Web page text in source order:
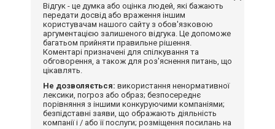
Відгук - це думка або оцінка людей, які бажають
передати досвід або враження іншим
користувачам нашого сайту з обов'язковою
аргументацією залишеного відгука. Це допоможе
багатьом прийняти правильне рішення.
Коментарі призначені для спілкування та
обговорення, а також для роз'яснення питань, що
цікавлять.
Не дозволяється: використання ненормативної
лексики, погроз або образ; безпосереднє
порівняння з іншими конкуруючими компаніями;
безпідставні заяви, що ображають діяльність
компанії і / або її послуги; розміщення посилань на